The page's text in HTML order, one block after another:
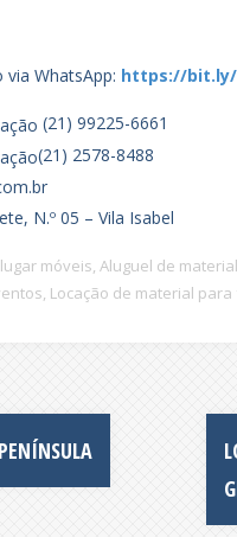
WhatsApp: https://bit.ly/
(21) 99225-6661
(21) 2578-8488
N.º 05 – Vila Isabel
móveis, Aluguel de
, Locação de material